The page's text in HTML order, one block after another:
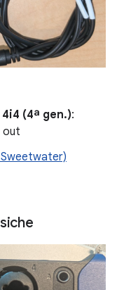
(4ª gen.):
out